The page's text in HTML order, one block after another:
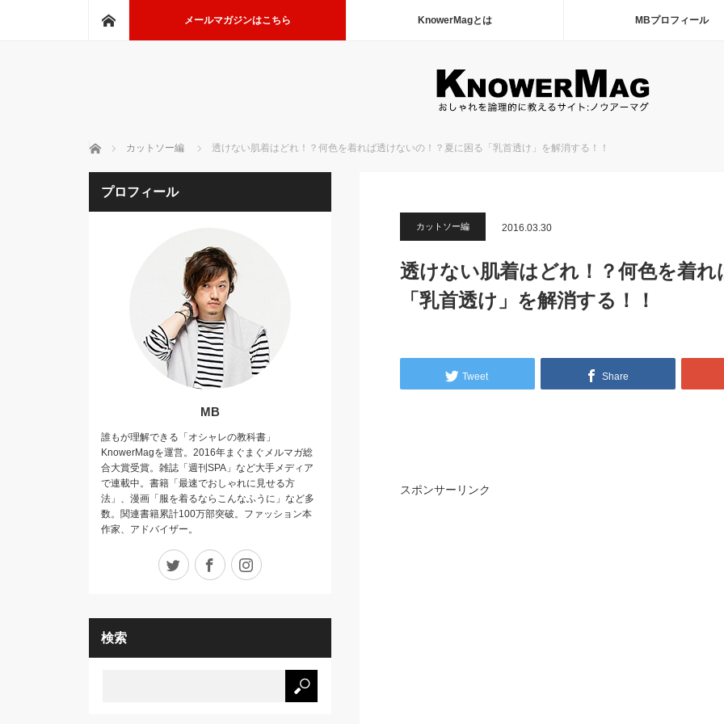
メールマガジンはこちら KnowerMagとは MBプロフィール
ホーム カットソー編 透けない肌着はどれ！？何色を着れば透けないの！？夏に困る「乳首透け」を解消する！！
カットソー編 2016.03.30
透けない肌着はどれ！？何色を着
「乳首透け」を解消する！！
Tweet Share
スポンサーリンク
プロフィール
MB
誰もが理解できる「オシャレの教科書」
KnowerMagを運営。2016年まぐまぐメルマガ総
合大賞受賞。雑誌「週刊SPA」など大手メディア
で連載中。書籍「最速でおしゃれに見せる方
法」、漫画「服を着るならこんなふうに」など多
数。関連書籍累計100万部突破。ファッション本
作家、アドバイザー。
Twitter Facebook
検索